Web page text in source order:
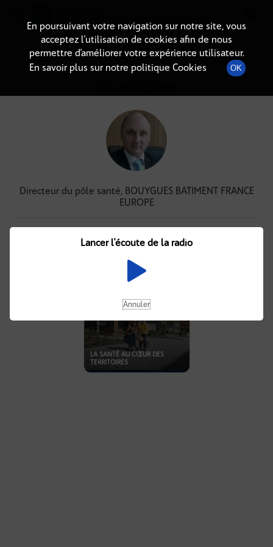
DÉTAIL DE L'INVITÉ(E)
Directeur du pôle santé, BOUYGUES BATIMENT FRANCE
EUROPE
Podcasts(1) À venir
LA SANTÉ AU CŒUR DES
TERRITOIRES
En poursuivant votre navigation sur notre site, vous
acceptez l’utilisation de cookies afin de nous
permettre d’améliorer votre expérience utilisateur.
En savoir plus sur notre politique Cookies
OK
Lancer l'écoute de la radio
Annuler